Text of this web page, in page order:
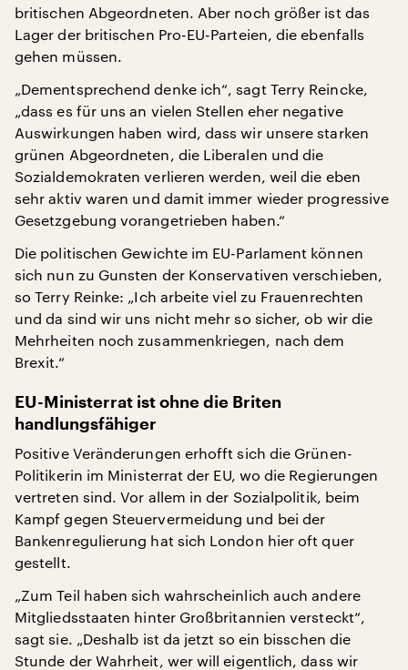
britischen Abgeordneten. Aber noch größer ist das
Lager der britischen Pro-EU-Parteien, die ebenfalls
gehen müssen.
„Dementsprechend denke ich“, sagt Terry Reincke,
„dass es für uns an vielen Stellen eher negative
Auswirkungen haben wird, dass wir unsere starken
grünen Abgeordneten, die Liberalen und die
Sozialdemokraten verlieren werden, weil die eben
sehr aktiv waren und damit immer wieder progressive
Gesetzgebung vorangetrieben haben.“
Die politischen Gewichte im EU-Parlament können
sich nun zu Gunsten der Konservativen verschieben,
so Terry Reinke: „Ich arbeite viel zu Frauenrechten
und da sind wir uns nicht mehr so sicher, ob wir die
Mehrheiten noch zusammenkriegen, nach dem
Brexit.“
EU-Ministerrat ist ohne die Briten
handlungsfähiger
Positive Veränderungen erhofft sich die Grünen-
Politikerin im Ministerrat der EU, wo die Regierungen
vertreten sind. Vor allem in der Sozialpolitik, beim
Kampf gegen Steuervermeidung und bei der
Bankenregulierung hat sich London hier oft quer
gestellt.
„Zum Teil haben sich wahrscheinlich auch andere
Mitgliedsstaaten hinter Großbritannien versteckt“,
sagt sie. „Deshalb ist da jetzt so ein bisschen die
Stunde der Wahrheit, wer will eigentlich, dass wir